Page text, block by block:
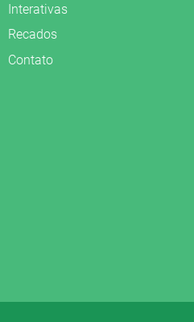
Interativas
Recados
Contato